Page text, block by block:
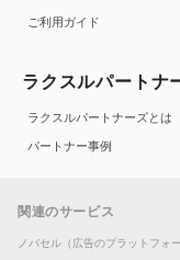
ご利用ガイド
ラクスルパートナ
ラクスルパートナーズとは
パートナー事例
関連のサービス
ノバセル（広告のプラットフォー